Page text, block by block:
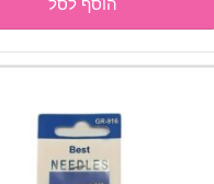
הוסף לסל